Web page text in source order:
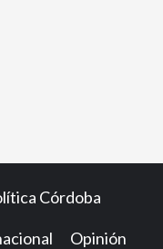
Córdoba
Opinión